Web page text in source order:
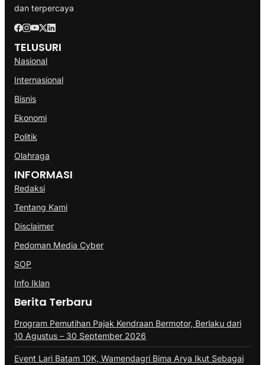
dan terpercaya
TELUSURI
Nasional
Internasional
Bisnis
Ekonomi
Politik
Olahraga
INFORMASI
Redaksi
Tentang Kami
Disclaimer
Pedoman Media Cyber
SOP
Info Iklan
Berita Terbaru
Program Pemutihan Pajak Kendraan Bermotor, Berlaku dari
10 Agustus – 30 September 2026
Event Lari Batam 10K, Wamendagri Bima Arya Ikut Sebagai